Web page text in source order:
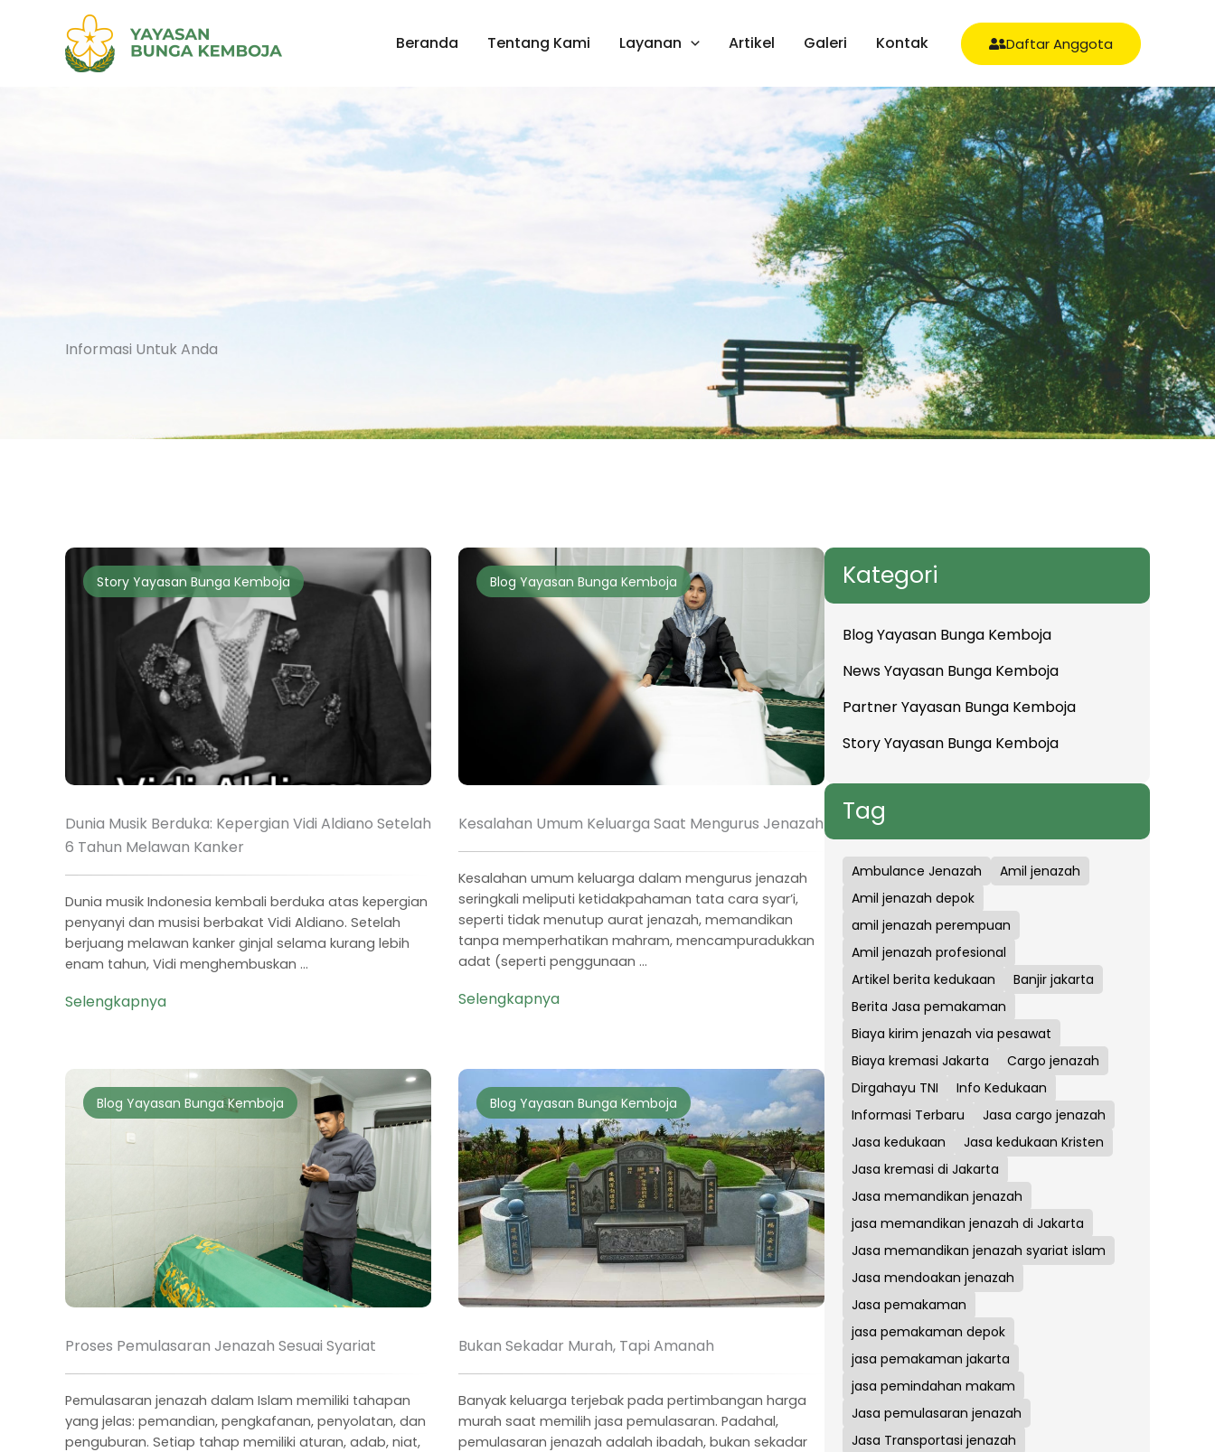
Beranda Tentang Kami Layanan Artikel Galeri Kontak Daftar Anggota
Informasi Untuk Anda
Story Yayasan Bunga Kemboja
Dunia Musik Berduka: Kepergian Vidi Aldiano Setelah
6 Tahun Melawan Kanker
Dunia musik Indonesia kembali berduka atas kepergian
penyanyi dan musisi berbakat Vidi Aldiano. Setelah
berjuang melawan kanker ginjal selama kurang lebih
enam tahun, Vidi menghembuskan ...
Selengkapnya
Blog Yayasan Bunga Kemboja
Kesalahan Umum Keluarga Saat Mengurus Jenazah
Kesalahan umum keluarga dalam mengurus jenazah
seringkali meliputi ketidakpahaman tata cara syar’i,
seperti tidak menutup aurat jenazah, memandikan
tanpa memperhatikan mahram, mencampuradukkan
adat (seperti penggunaan ...
Selengkapnya
Blog Yayasan Bunga Kemboja
Proses Pemulasaran Jenazah Sesuai Syariat
Pemulasaran jenazah dalam Islam memiliki tahapan
yang jelas: pemandian, pengkafanan, penyolatan, dan
penguburan. Setiap tahap memiliki aturan, adab, niat,
Blog Yayasan Bunga Kemboja
Bukan Sekadar Murah, Tapi Amanah
Banyak keluarga terjebak pada pertimbangan harga
murah saat memilih jasa pemulasaran. Padahal,
pemulasaran jenazah adalah ibadah, bukan sekadar
Kategori
Blog Yayasan Bunga Kemboja
News Yayasan Bunga Kemboja
Partner Yayasan Bunga Kemboja
Story Yayasan Bunga Kemboja
Tag
Ambulance Jenazah
Amil jenazah
Amil jenazah depok
amil jenazah perempuan
Amil jenazah profesional
Artikel berita kedukaan
Banjir jakarta
Berita Jasa pemakaman
Biaya kirim jenazah via pesawat
Biaya kremasi Jakarta
Cargo jenazah
Dirgahayu TNI
Info Kedukaan
Informasi Terbaru
Jasa cargo jenazah
Jasa kedukaan
Jasa kedukaan Kristen
Jasa kremasi di Jakarta
Jasa memandikan jenazah
jasa memandikan jenazah di Jakarta
Jasa memandikan jenazah syariat islam
Jasa mendoakan jenazah
Jasa pemakaman
jasa pemakaman depok
jasa pemakaman jakarta
jasa pemindahan makam
Jasa pemulasaran jenazah
Jasa Transportasi jenazah